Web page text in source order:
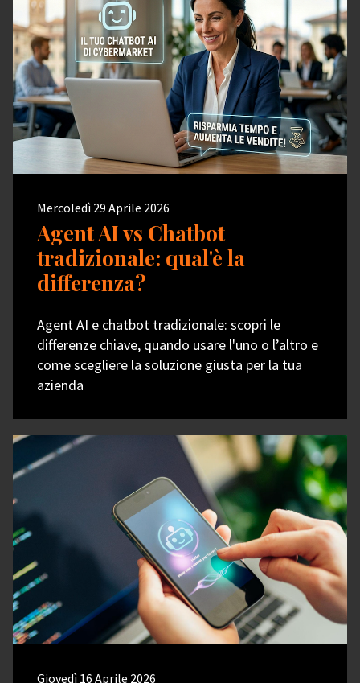
Mercoledì 29 Aprile 2026
Agent AI vs Chatbot
tradizionale: qual'è la
differenza?
Agent AI e chatbot tradizionale: scopri le
differenze chiave, quando usare l'uno o l’altro e
come scegliere la soluzione giusta per la tua
azienda
Giovedì 16 Aprile 2026